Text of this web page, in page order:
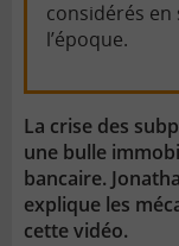
considérés en
l’époque.
La crise des
une bulle
bancaire.
explique les
cette vidéo.